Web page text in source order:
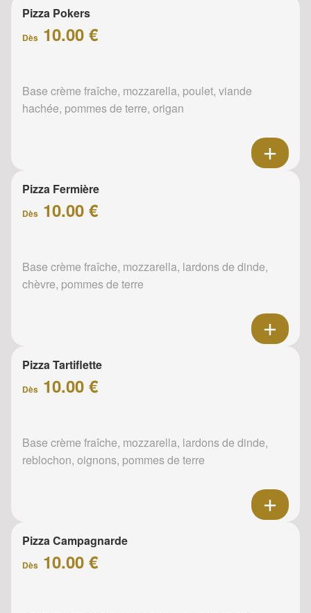
Pizza Pokers
Dès 10.00 €
Base crème fraîche, mozzarella, poulet, viande
hachée, pommes de terre, origan
Pizza Fermière
Dès 10.00 €
Base crème fraîche, mozzarella, lardons de dinde,
chèvre, pommes de terre
Pizza Tartiflette
Dès 10.00 €
Base crème fraîche, mozzarella, lardons de dinde,
reblochon, oignons, pommes de terre
Pizza Campagnarde
Dès 10.00 €